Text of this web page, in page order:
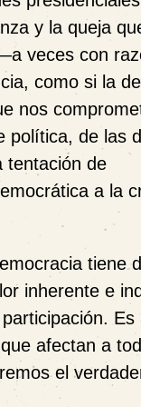
y la queja
veces con
como si la
nos
política, de las
tentación de
a la
tiene
inherente e
afectan a
el